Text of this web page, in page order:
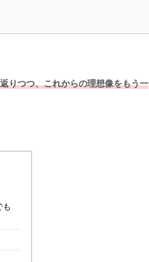
りつつ、これからの理想像をもう一
も